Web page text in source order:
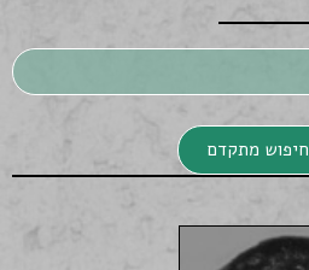
חיפוש מתקדם